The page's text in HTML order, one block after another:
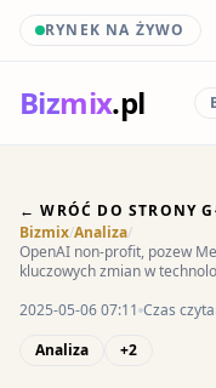
RYNEK NA ŻYWO
Bizmix.pl
← WRÓĆ DO STRONY
Bizmix/Analiza/
OpenAI non-profit, pozew
kluczowych zmian w
2025-05-06 07:11 Czas
Analiza
+2